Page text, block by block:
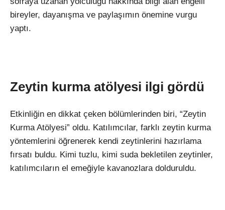
bireyler, dayanışma ve paylaşımın önemine vurgu
yaptı.
Zeytin kurma atölyesi ilgi gördü
Etkinliğin en dikkat çeken bölümlerinden biri, “Zeytin
Kurma Atölyesi” oldu. Katılımcılar, farklı zeytin kurma
yöntemlerini öğrenerek kendi zeytinlerini hazırlama
fırsatı buldu. Kimi tuzlu, kimi suda bekletilen zeytinler,
katılımcıların el emeğiyle kavanozlara dolduruldu.